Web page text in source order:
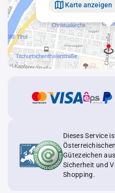
Karte anzeigen
Dieses Service
Gütezeichen
Sicherheit und
Shopping.